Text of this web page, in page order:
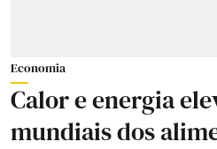
Economia
Calor e energia
mundiais dos